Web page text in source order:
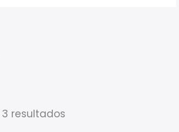
resultados